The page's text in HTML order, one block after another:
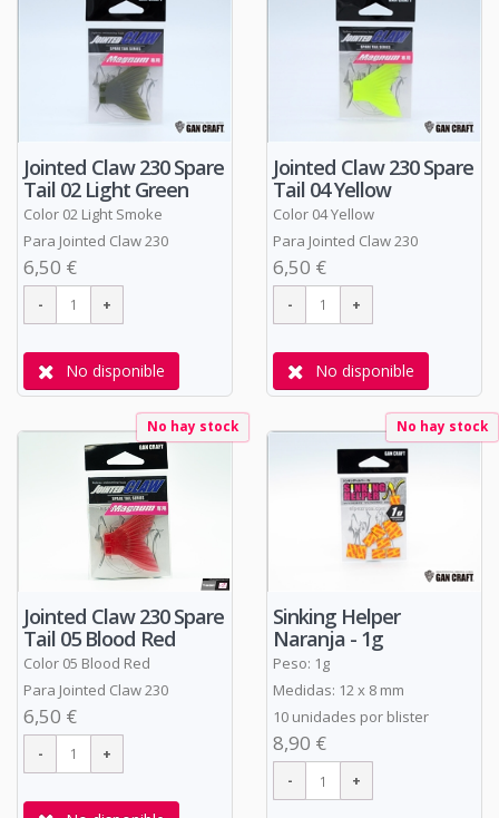
Jointed Claw 230 Spare
Tail 02 Light Green
Color 02 Light Smoke
Para Jointed Claw 230
6,50 €
No disponible
Jointed Claw 230 Spare
Tail 04 Yellow
Color 04 Yellow
Para Jointed Claw 230
6,50 €
No disponible
No hay stock
Jointed Claw 230 Spare
Tail 05 Blood Red
Color 05 Blood Red
Para Jointed Claw 230
6,50 €
No hay stock
Sinking Helper
Naranja - 1g
Peso: 1g
Medidas: 12 x 8 mm
10 unidades por blister
8,90 €